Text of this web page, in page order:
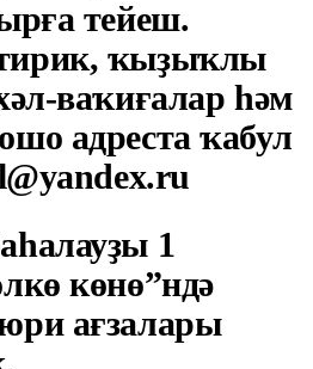
тейеш.
ҡыҙыҡлы
ваҡиғалар һәм
адреста ҡабул
1
көнө”ндә
ағзалары